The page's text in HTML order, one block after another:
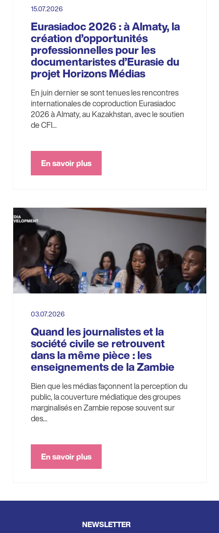
15.07.2026
Eurasiadoc 2026 : à Almaty, la
création d’opportunités
professionnelles pour les
documentaristes d’Eurasie du
projet Horizons Médias
En juin dernier se sont tenues les rencontres
internationales de coproduction Eurasiadoc
2026 à Almaty, au Kazakhstan, avec le soutien
de CFI...
En savoir plus
03.07.2026
Quand les journalistes et la
société civile se retrouvent
dans la même pièce : les
enseignements de la Zambie
Bien que les médias façonnent la perception du
public, la couverture médiatique des groupes
marginalisés en Zambie repose souvent sur
des...
En savoir plus
NEWSLETTER